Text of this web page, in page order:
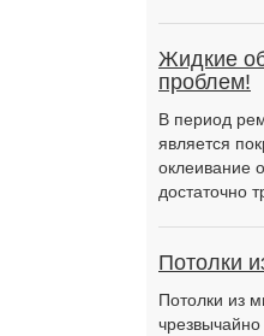
Жидкие
проблем!
В период
является
оклеивание
достаточно
Потолки
Потолки из